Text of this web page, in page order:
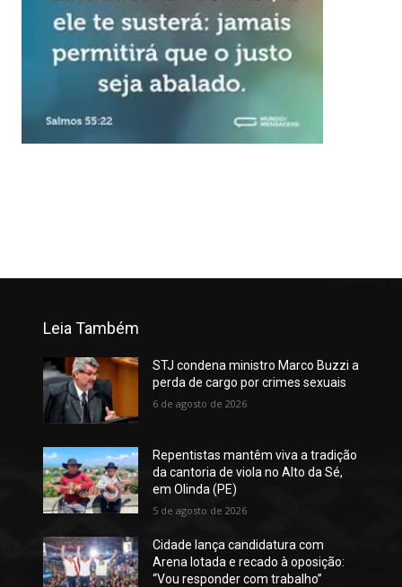
Leia Também
STJ condena ministro Marco Buzzi a
perda de cargo por crimes sexuais
6 de agosto de 2026
Repentistas mantêm viva a tradição
da cantoria de viola no Alto da Sé,
em Olinda (PE)
5 de agosto de 2026
Cidade lança candidatura com
Arena lotada e recado à oposição:
“Vou responder com trabalho”